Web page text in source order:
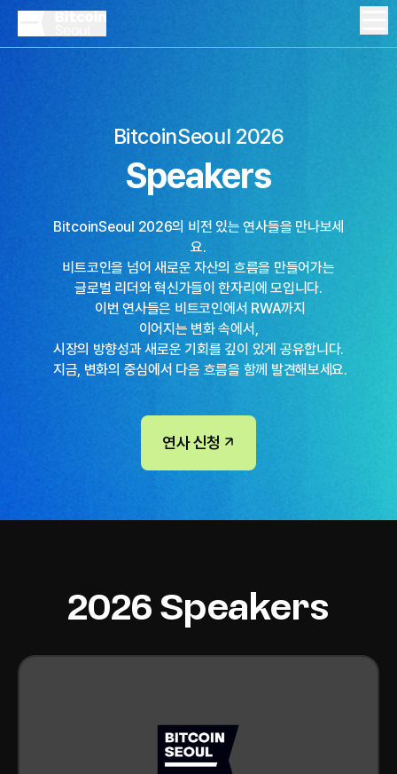
BitcoinSeoul 2026
Speakers
BitcoinSeoul 2026의 비전 있는 연사들을 만나보세
요.
비트코인을 넘어 새로운 자산의 흐름을 만들어가는
글로벌 리더와 혁신가들이 한자리에 모입니다.
이어지는 변화 속에서,
시장의 방향성과 새로운 기회를 깊이 있게 공유합니다.
지금, 변화의 중심에서 다음 흐름을 함께 발견해보세요.
연사 신청
2026 Speakers